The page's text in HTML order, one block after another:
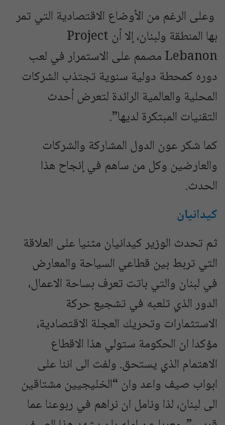
وعلى الرغم من الأوضاع الاقتصادية التي تمر
بها المنطقة ولبنان، إلا أن Project
Lebanon مصمم على الاستمرار في لعب
دوره كمحطة دولية سنوية تجتذب الشركات
المحلية والعالمية الرائدة لتعرض أحدث
التقنيات المبتكرة لديها”.
كما شكر عون الدول المشاركة والشركات
والعارضين وكل من ساهم في إنجاح هذا
الحدث.
كيدانيان
ثم تحدث الوزير كيدانيان مثنيا على العلاقة
التي تربط بين قطاعي السياحة والمعارض
في لبنان والتي باتت تعرف بساحة الاعمال،
الدور الذي تلعبه في تشجيع حركة
الاستثمارات وتحريك العجلة الاقتصادية،
مؤكدا ان الحكومة ستولي هذا الاقطاع
الاهتمام الذي يستحق. ولفت الى اننا على
ابواب صيف واعد وان “الخليجيين مشتاقين
الى لبنان، لذا ونامل ان نراهم في ربوعنا عما